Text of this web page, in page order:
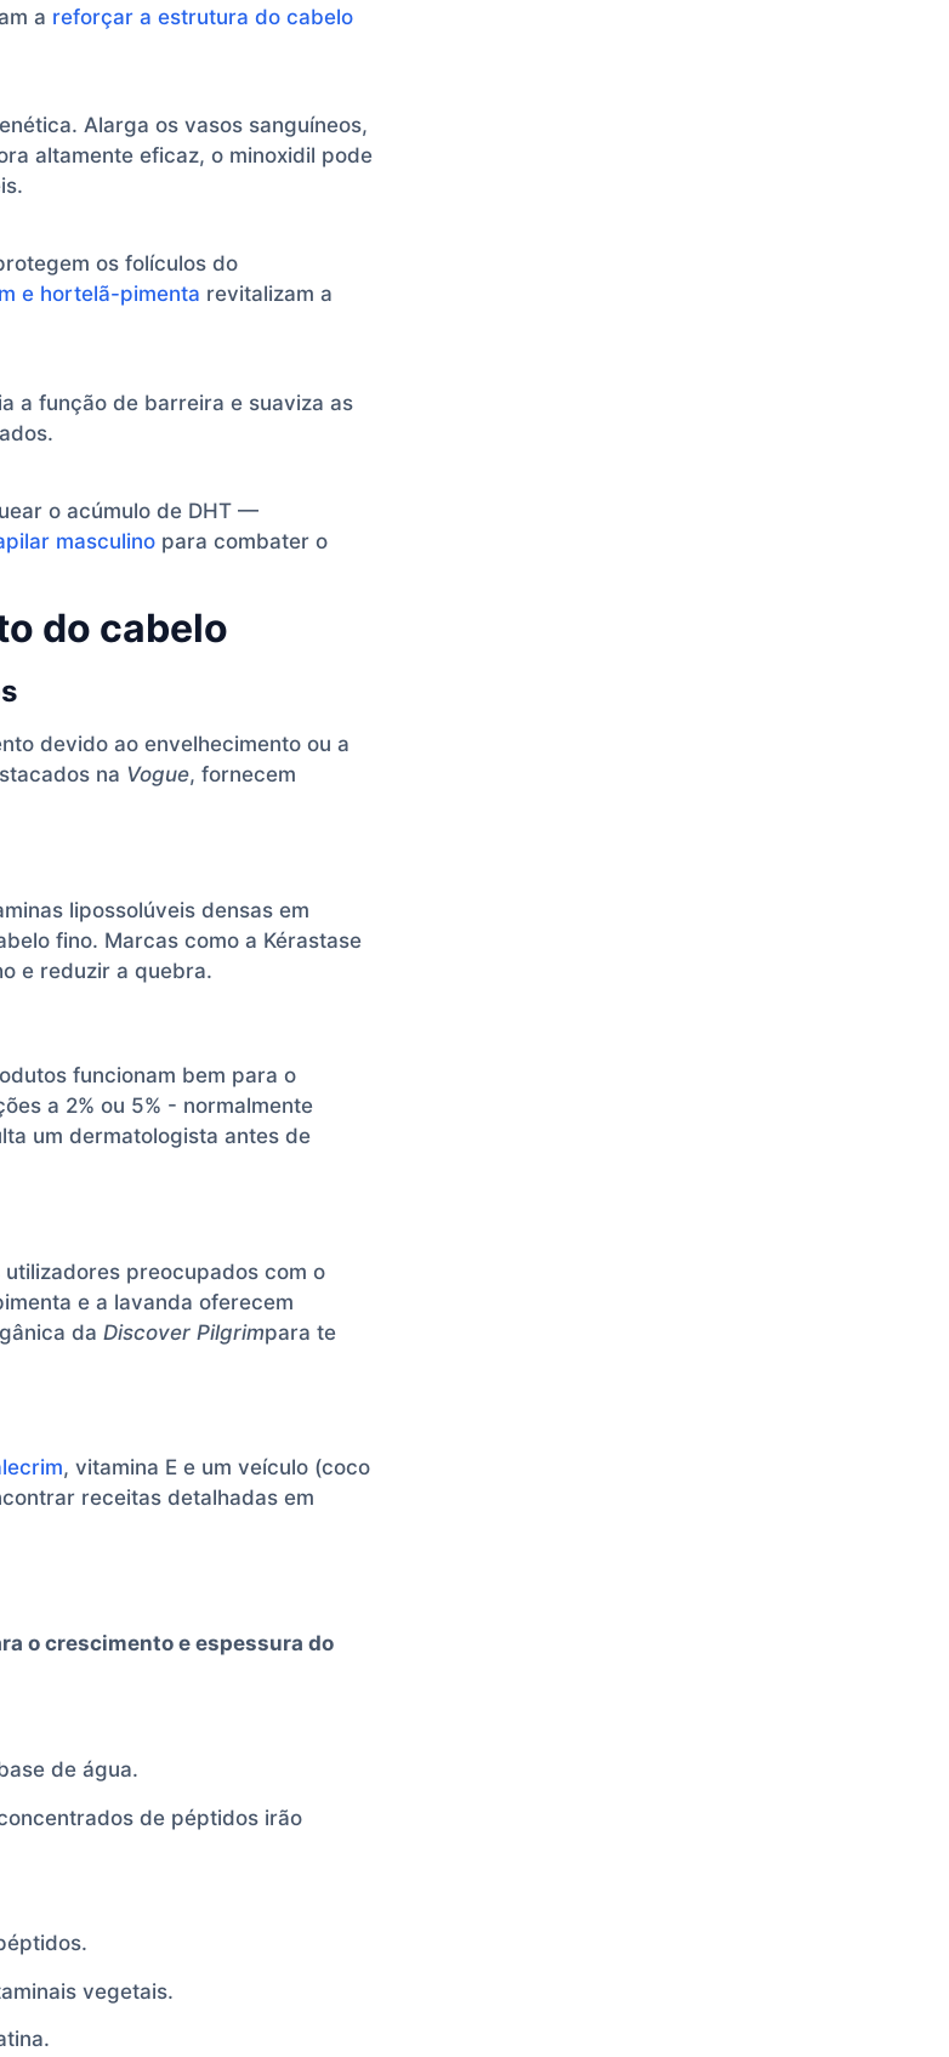
a reforçar a estrutura do cabelo
Alarga os vasos sanguíneos,
altamente eficaz, o minoxidil pode
os folículos do
e hortelã-pimenta revitalizam a
a função de barreira e suaviza as
o acúmulo de DHT —
masculino para combater o
do cabelo
devido ao envelhecimento ou a
na Vogue, fornecem
lipossolúveis densas em
fino. Marcas como a Kérastase
e reduzir a quebra.
funcionam bem para o
a 2% ou 5% - normalmente
um dermatologista antes de
preocupados com o
e a lavanda oferecem
da Discover Pilgrimpara te
, vitamina E e um veículo (coco
receitas detalhadas em
o crescimento e espessura do
de água.
de péptidos irão
vegetais.